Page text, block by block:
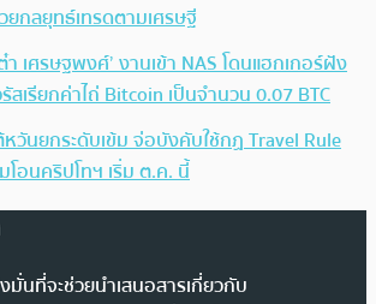
ยกลยุทธ์เทรดตามเศรษฐี
ต๋า เศรษฐพงศ์’ งานเข้า NAS โดนแฮกเกอร์ฝัง
รัสเรียกค่าไถ่ Bitcoin เป็นจำนวน 0.07 BTC
หวันยกระดับเข้ม จ่อบังคับใช้กฏ Travel Rule
โอนคริปโทฯ เริ่ม ต.ค. นี้
มั่นที่จะช่วยนำเสนอสารเกี่ยวกับ